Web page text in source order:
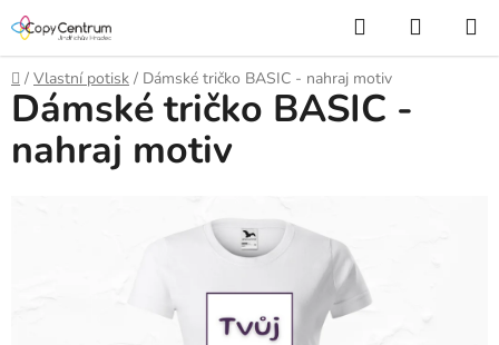
Přejít
na
obsah
Hledat
KOŠÍK
Domů
/ Vlastní potisk / Dámské tričko BASIC - nahraj motiv
Dámské tričko BASIC -
nahraj motiv